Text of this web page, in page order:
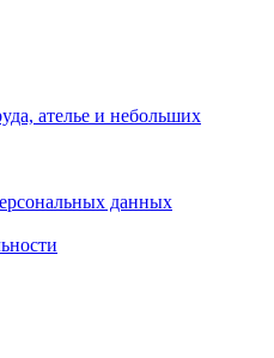
ателье и небольших
данных